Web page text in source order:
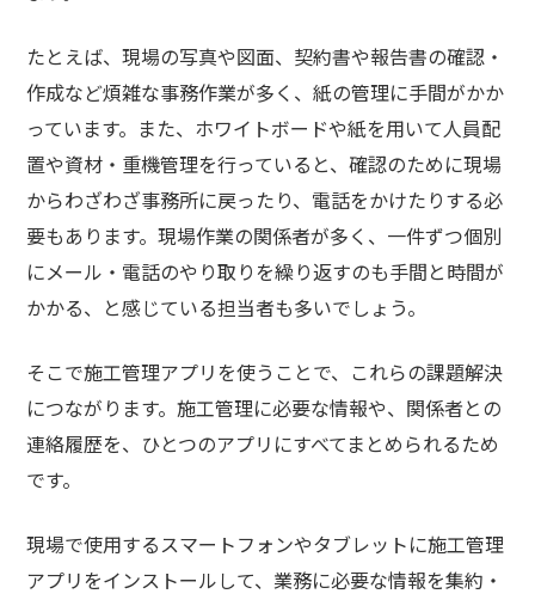
たとえば、現場の写真や図面、契約書や報告書の確認・
作成など煩雑な事務作業が多く、紙の管理に手間がかか
っています。また、ホワイトボードや紙を用いて人員配
置や資材・重機管理を行っていると、確認のために現場
からわざわざ事務所に戻ったり、電話をかけたりする必
要もあります。現場作業の関係者が多く、一件ずつ個別
にメール・電話のやり取りを繰り返すのも手間と時間が
かかる、と感じている担当者も多いでしょう。
そこで施工管理アプリを使うことで、これらの課題解決
につながります。施工管理に必要な情報や、関係者との
連絡履歴を、ひとつのアプリにすべてまとめられるため
です。
現場で使用するスマートフォンやタブレットに施工管理
アプリをインストールして、業務に必要な情報を集約・